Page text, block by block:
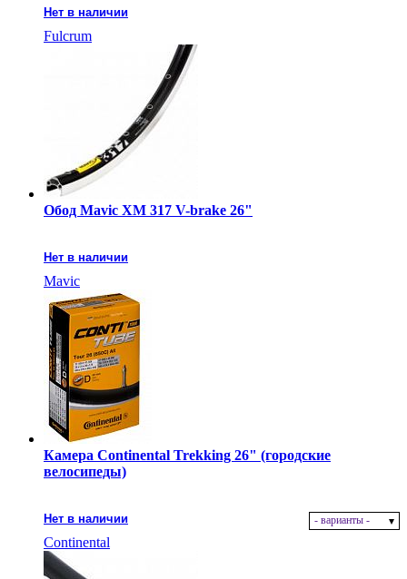
Нет в наличии
Fulcrum
Обод Mavic XM 317 V-brake 26"
Нет в наличии
Mavic
Камера Continental Trekking 26" (городские
велосипеды)
Нет в наличии - варианты -
Continental